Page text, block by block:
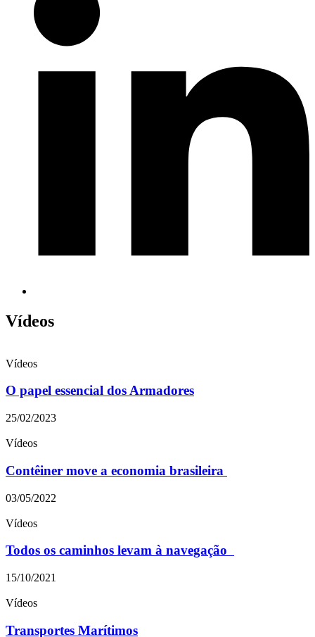
Vídeos
Vídeos
O papel essencial dos Armadores
25/02/2023
Vídeos
Contêiner move a economia brasileira
03/05/2022
Vídeos
Todos os caminhos levam à navegação
15/10/2021
Vídeos
Transportes Marítimos